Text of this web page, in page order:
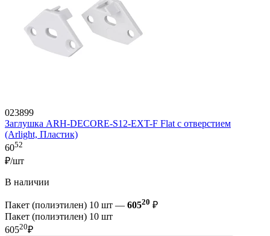
023899
Заглушка ARH-DECORE-S12-EXT-F Flat с отверстием
(Arlight, Пластик)
6052
₽/шт
В наличии
Пакет (полиэтилен) 10 шт — 60520 ₽
Пакет (полиэтилен) 10 шт
60520₽